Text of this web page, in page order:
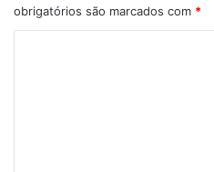
obrigatórios são marcados com *